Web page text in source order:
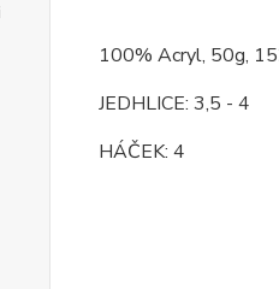
100% Acryl, 50g,
JEDHLICE: 3,5 - 4
HÁČEK: 4